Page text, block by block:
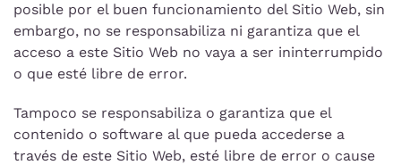
posible por el buen funcionamiento del Sitio Web, sin
embargo, no se responsabiliza ni garantiza que el
acceso a este Sitio Web no vaya a ser ininterrumpido
o que esté libre de error.
Tampoco se responsabiliza o garantiza que el
contenido o software al que pueda accederse a
través de este Sitio Web, esté libre de error o cause